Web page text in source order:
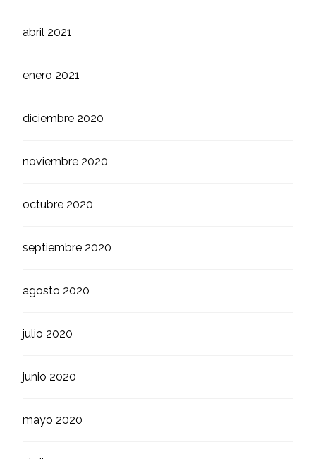
abril 2021
enero 2021
diciembre 2020
noviembre 2020
octubre 2020
septiembre 2020
agosto 2020
julio 2020
junio 2020
mayo 2020